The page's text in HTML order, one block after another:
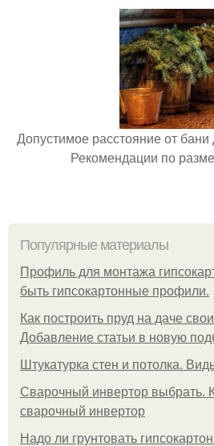
Допустимое расстояние от бани
Рекомендации по
Популярные материалы
Профиль для монтажа
быть гипсокартонные профили.
Как построить пруд на даче
Добавление статьи в новую
Штукатурка стен и потолка.
Сварочный инвертор выбрать.
сварочный инвертор
Надо ли грунтовать